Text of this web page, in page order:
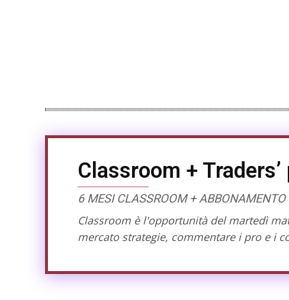
Classroom +
6 MESI CLASSROOM +
Classroom è l'opportunità del martedì
mercato strategie, commentare i pro e i